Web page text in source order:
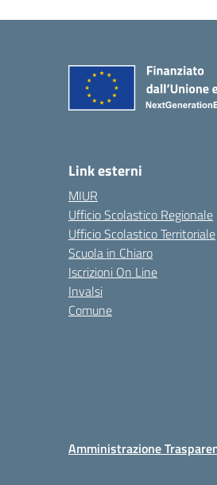
Link esterni
MIUR
Ufficio Scolastico Regionale
Ufficio Scolastico Territoriale
Scuola in Chiaro
Iscrizioni On Line
Invalsi
Comune
Amministrazione